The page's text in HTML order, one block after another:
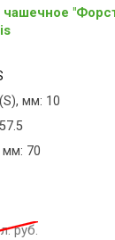
мм: 10
мм: 70
руб.